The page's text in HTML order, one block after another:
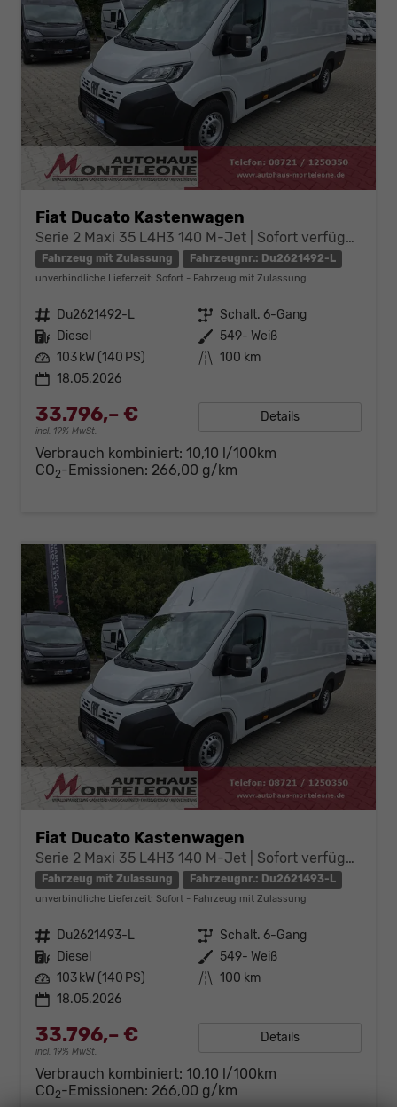
Fiat Ducato Kastenwagen
Serie 2 Maxi 35 L4H3 140 M-Jet | Sofort verfügbar
Fahrzeug mit Zulassung Fahrzeugnr.: Du2621492-L
unverbindliche Lieferzeit: Sofort Fahrzeug mit Zulassung
Fahrzeugnr. Du2621492-L Getriebe Schalt. 6-Gang
Kraftstoff Diesel Außenfarbe 549- Weiß
Leistung 103 kW (140 PS) Kilometerstand 100 km
18.05.2026
33.796,– €
incl. 19% MwSt.
Details
Verbrauch kombiniert: 10,10 l/100km
CO2-Emissionen: 266,00 g/km
Fiat Ducato Kastenwagen
Serie 2 Maxi 35 L4H3 140 M-Jet | Sofort verfügbar
Fahrzeug mit Zulassung Fahrzeugnr.: Du2621493-L
unverbindliche Lieferzeit: Sofort Fahrzeug mit Zulassung
Fahrzeugnr. Du2621493-L Getriebe Schalt. 6-Gang
Kraftstoff Diesel Außenfarbe 549- Weiß
Leistung 103 kW (140 PS) Kilometerstand 100 km
18.05.2026
33.796,– €
incl. 19% MwSt.
Details
Verbrauch kombiniert: 10,10 l/100km
CO2-Emissionen: 266,00 g/km